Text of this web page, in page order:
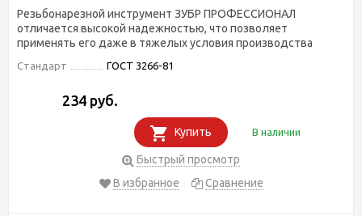
Резьбонарезной инструмент ЗУБР ПРОФЕССИОНАЛ
отличается высокой надежностью, что позволяет
применять его даже в тяжелых условия производства
Стандарт ГОСТ 3266-81
234 руб.
Купить В наличии
Быстрый просмотр
В избранное
Сравнение